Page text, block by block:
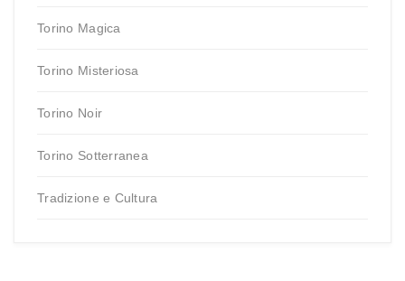
Torino Magica
Torino Misteriosa
Torino Noir
Torino Sotterranea
Tradizione e Cultura